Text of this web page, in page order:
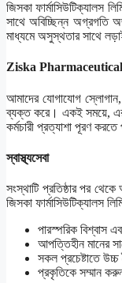
জিসকা ফার্মাসিউটিক্যালস
সাথে অবিচ্ছিন্ন অগ্রগতি
মাধ্যমে অসুস্থতার সাথে
Ziska
আমাদের যোগাযোগ
ব্যক্ত করে। একই সময়ে, এর
কর্মচারী প্রত্যাশা পূরণ
স্বাস্থ্যসেবা
সংস্থাটি প্রতিষ্ঠার পর
জিসকা ফার্মাসিউটিক্যালস
পারস্পরিক বিশ্বাস
আপত্তিহীন মানের
সকল প্রচেষ্টাতে
প্রকৃতিকে সম্মান